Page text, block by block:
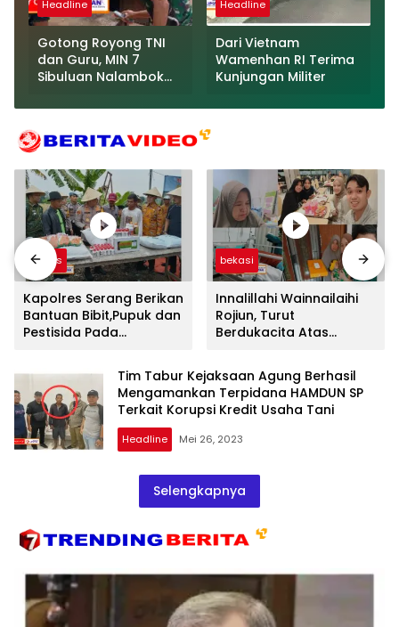
Headline
Gotong Royong TNI
dan Guru, MIN 7
Sibuluan Nalambok
Selenggarakan KBM
Headline
Dari Vietnam
Wamenhan RI Terima
Kunjungan Militer
Videos
Kapolres Serang Berikan
Bantuan Bibit,Pupuk dan
Pestisida Pada
bekasi
Innalillahi Wainnailaihi
Rojiun, Turut
Berdukacita Atas
Tim Tabur Kejaksaan Agung Berhasil
Mengamankan Terpidana HAMDUN SP
Terkait Korupsi Kredit Usaha Tani
Headline Mei 26, 2023
Selengkapnya